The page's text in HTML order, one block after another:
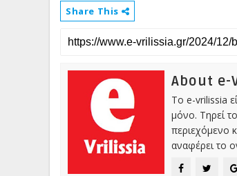
Share This
About e-
Το e-vrilissia
μόνο. Τηρεί
περιεχόμενο
αναφέρει το